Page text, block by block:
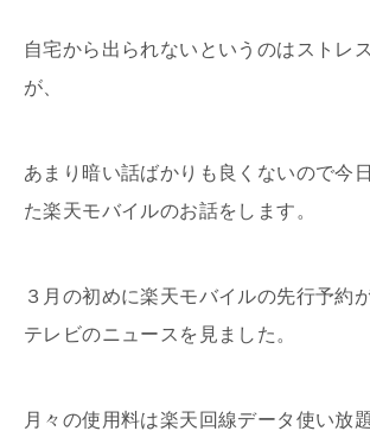
自宅から出られないというのはストレ
が、
あまり暗い話ばかりも良くないので今
た楽天モバイルのお話をします。
３月の初めに楽天モバイルの先行予約
テレビのニュースを見ました。
月々の使用料は楽天回線データ使い放